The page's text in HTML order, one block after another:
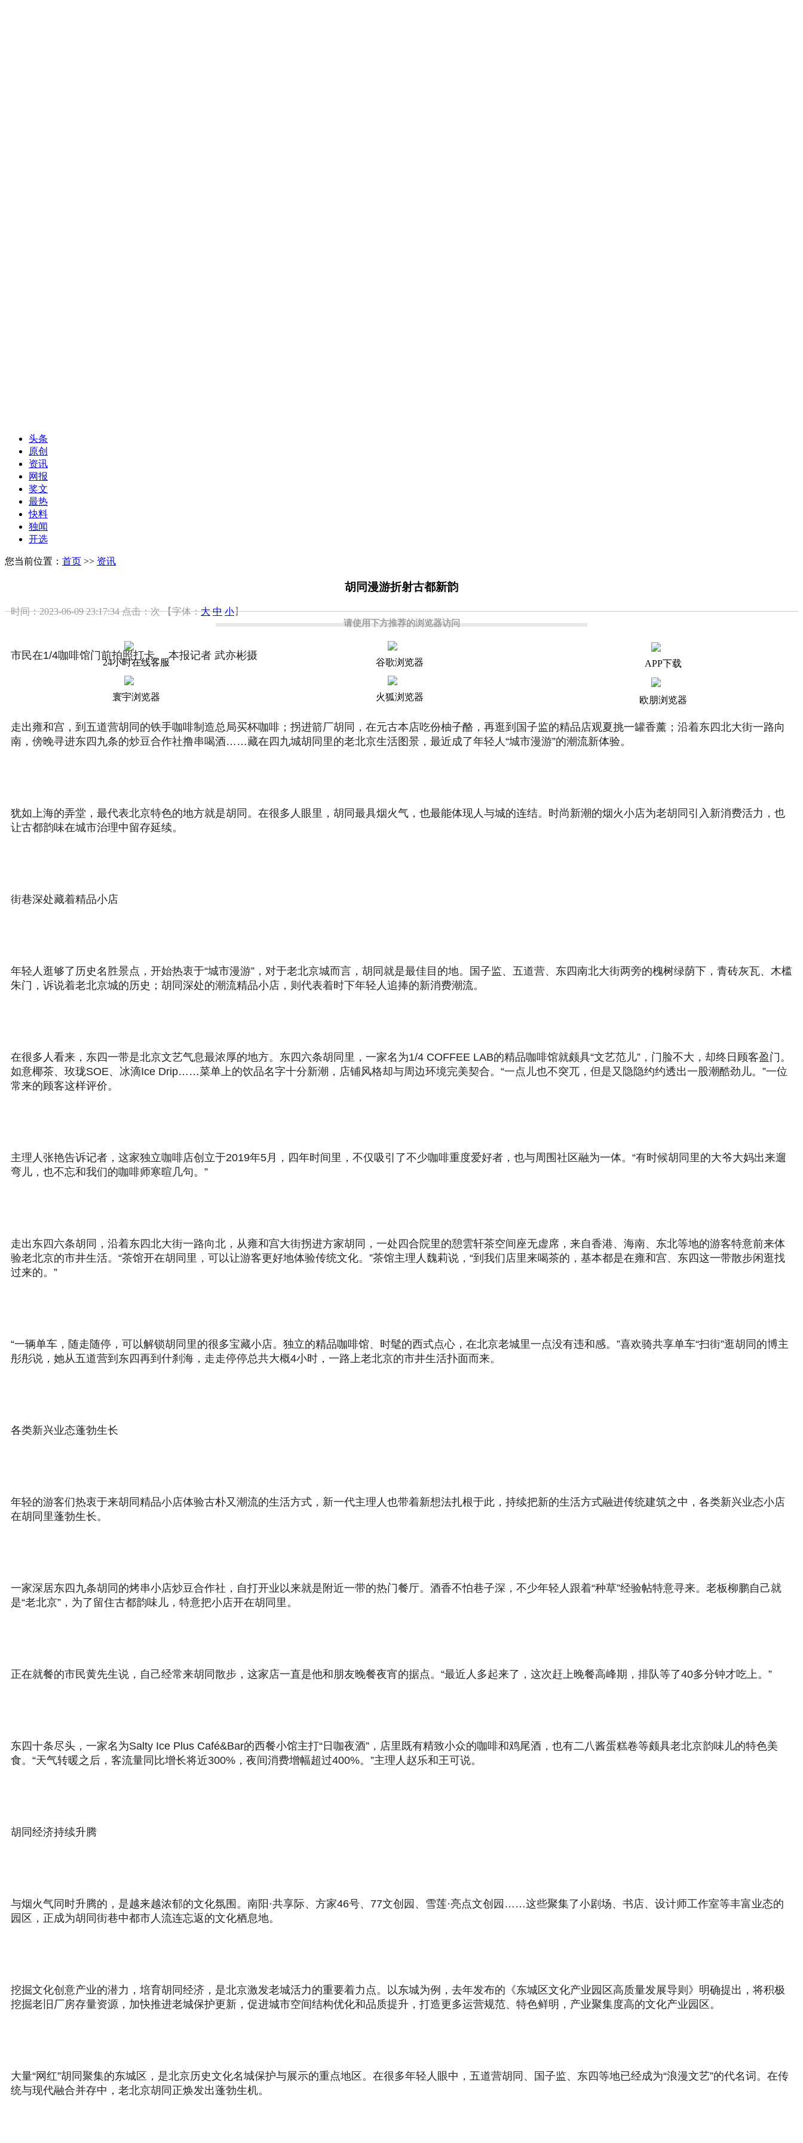
请使用下方推荐的浏览器访问
24小时在线客服 谷歌浏览器 APP下载
寰宇浏览器 火狐浏览器 欧朋浏览器
头条
原创
资讯
网报
奖文
最热
快料
独闻
开选
您当前位置： 首页 >> 资讯
胡同漫游折射古都新韵
时间：2023-06-09 23:17:34点击：次 【字体：大 中 小】
市民在1/4咖啡馆门前拍照打卡。 本报记者 武亦彬摄
走出雍和宫，到五道营胡同的铁手咖啡制造总局买杯咖啡；拐进箭厂胡同，在元古本店吃份柚子酪，再逛到国子监的精品店观夏挑一罐香薰；沿着东四北大街一路向
南，傍晚寻进东四九条的炒豆合作社撸串喝酒……藏在四九城胡同里的老北京生活图景，最近成了年轻人“城市漫游”的潮流新体验。
犹如上海的弄堂，最代表北京特色的地方就是胡同。在很多人眼里，胡同最具烟火气，也最能体现人与城的连结。时尚新潮的烟火小店为老胡同引入新消费活力，也
让古都韵味在城市治理中留存延续。
街巷深处藏着精品小店
年轻人逛够了历史名胜景点，开始热衷于“城市漫游”，对于老北京城而言，胡同就是最佳目的地。国子监、五道营、东四南北大街两旁的槐树绿荫下，青砖灰瓦、木槛
朱门，诉说着老北京城的历史；胡同深处的潮流精品小店，则代表着时下年轻人追捧的新消费潮流。
在很多人看来，东四一带是北京文艺气息最浓厚的地方。东四六条胡同里，一家名为1/4 COFFEE LAB的精品咖啡馆就颇具“文艺范儿”，门脸不大，却终日顾客盈门。
如意椰茶、玫珑SOE、冰滴Ice Drip……菜单上的饮品名字十分新潮，店铺风格却与周边环境完美契合。“一点儿也不突兀，但是又隐隐约约透出一股潮酷劲儿。”一位
常来的顾客这样评价。
主理人张艳告诉记者，这家独立咖啡店创立于2019年5月，四年时间里，不仅吸引了不少咖啡重度爱好者，也与周围社区融为一体。“有时候胡同里的大爷大妈出来遛
弯儿，也不忘和我们的咖啡师寒暄几句。”
走出东四六条胡同，沿着东四北大街一路向北，从雍和宫大街拐进方家胡同，一处四合院里的憩雲轩茶空间座无虚席，来自香港、海南、东北等地的游客特意前来体
验老北京的市井生活。“茶馆开在胡同里，可以让游客更好地体验传统文化。”茶馆主理人魏莉说，“到我们店里来喝茶的，基本都是在雍和宫、东四这一带散步闲逛找
过来的。”
“一辆单车，随走随停，可以解锁胡同里的很多宝藏小店。独立的精品咖啡馆、时髦的西式点心，在北京老城里一点没有违和感。”喜欢骑共享单车“扫街”逛胡同的博主
彤彤说，她从五道营到东四再到什刹海，走走停停总共大概4小时，一路上老北京的市井生活扑面而来。
各类新兴业态蓬勃生长
年轻的游客们热衷于来胡同精品小店体验古朴又潮流的生活方式，新一代主理人也带着新想法扎根于此，持续把新的生活方式融进传统建筑之中，各类新兴业态小店
在胡同里蓬勃生长。
一家深居东四九条胡同的烤串小店炒豆合作社，自打开业以来就是附近一带的热门餐厅。酒香不怕巷子深，不少年轻人跟着“种草”经验帖特意寻来。老板柳鹏自己就
是“老北京”，为了留住古都韵味儿，特意把小店开在胡同里。
正在就餐的市民黄先生说，自己经常来胡同散步，这家店一直是他和朋友晚餐夜宵的据点。“最近人多起来了，这次赶上晚餐高峰期，排队等了40多分钟才吃上。”
东四十条尽头，一家名为Salty Ice Plus Café&Bar的西餐小馆主打“日咖夜酒”，店里既有精致小众的咖啡和鸡尾酒，也有二八酱蛋糕卷等颇具老北京韵味儿的特色美
食。“天气转暖之后，客流量同比增长将近300%，夜间消费增幅超过400%。”主理人赵乐和王可说。
胡同经济持续升腾
与烟火气同时升腾的，是越来越浓郁的文化氛围。南阳·共享际、方家46号、77文创园、雪莲·亮点文创园……这些聚集了小剧场、书店、设计师工作室等丰富业态的
园区，正成为胡同街巷中都市人流连忘返的文化栖息地。
挖掘文化创意产业的潜力，培育胡同经济，是北京激发老城活力的重要着力点。以东城为例，去年发布的《东城区文化产业园区高质量发展导则》明确提出，将积极
挖掘老旧厂房存量资源，加快推进老城保护更新，促进城市空间结构优化和品质提升，打造更多运营规范、特色鲜明，产业聚集度高的文化产业园区。
大量“网红”胡同聚集的东城区，是北京历史文化名城保护与展示的重点地区。在很多年轻人眼中，五道营胡同、国子监、东四等地已经成为“浪漫文艺”的代名词。在传
统与现代融合并存中，老北京胡同正焕发出蓬勃生机。